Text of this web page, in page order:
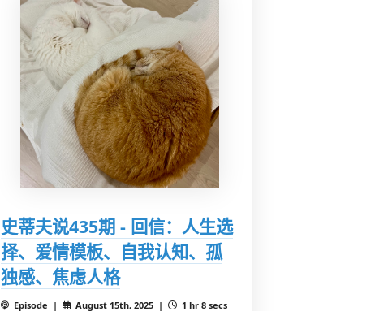
史蒂夫说435期 - 回信：人生选
择、爱情模板、自我认知、孤
独感、焦虑人格
Episode | August 15th, 2025 | 1 hr 8 secs